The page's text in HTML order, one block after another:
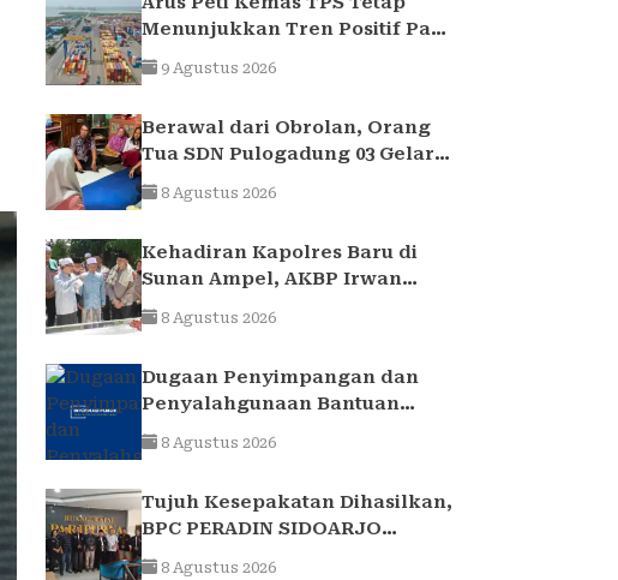
Menunjukkan Tren Positif Pada
Bulan Juli 2026
9 Agustus 2026
Berawal dari Obrolan, Orang
Tua SDN Pulogadung 03 Gelar
Bantuan Sosial untuk Siswa
yang Membutuhkan
8 Agustus 2026
Kehadiran Kapolres Baru di
Sunan Ampel, AKBP Irwan
Kurniawan Teguhkan Sinergi
Polri dan Ulama
8 Agustus 2026
Dugaan Penyimpangan dan
Penyalahgunaan Bantuan
Keuangan Desa Tropodo . Kec
Waru . Kab . Sidoarjo
8 Agustus 2026
Tujuh Kesepakatan Dihasilkan,
BPC PERADIN SIDOARJO
Perkuat Kolaborasi dengan
8 Agustus 2026